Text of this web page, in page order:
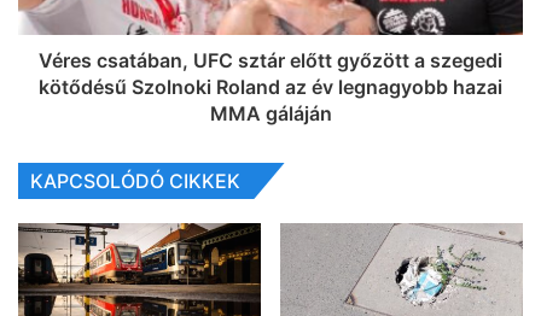
Véres csatában, UFC sztár előtt győzött a szegedi
kötődésű Szolnoki Roland az év legnagyobb hazai
MMA gáláján
KAPCSOLÓDÓ CIKKEK